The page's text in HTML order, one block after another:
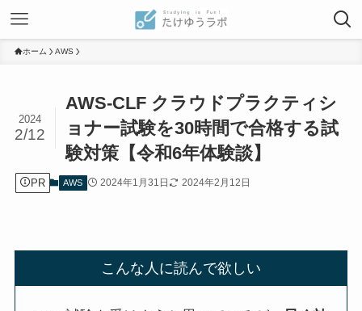
ホーム AWS
AWS-CLF クラウドプラクティシ
ョナー試験を30時間で合格する試
験対策【令和6年体験談】
2024
2/12
PR AWS 2024年1月31日 2024年2月12日
こんな人に読んで欲しい